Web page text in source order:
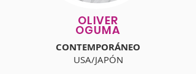
OLIVER
OGUMA
CONTEMPORÁNEO
USA/JAPÓN